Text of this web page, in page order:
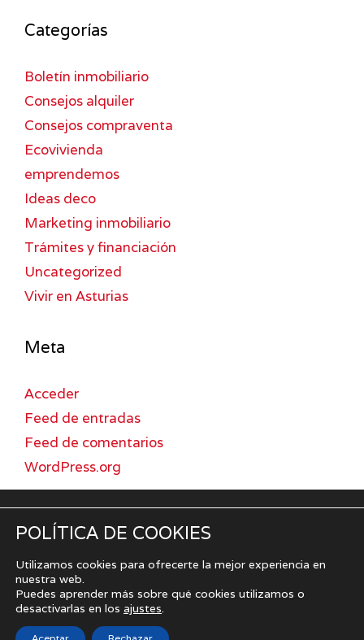
Categorías
Boletín inmobiliario
Consejos alquiler
Consejos compraventa
Ecovivienda
emprendemos
Ideas deco
Marketing inmobiliario
Trámites y financiación
Uncategorized
Vivir en Asturias
Meta
Acceder
Feed de entradas
Feed de comentarios
WordPress.org
Aviso Legal |Política de privacidad
Oviedo
Si buscas una
inmobiliaria en Asturias, Gijón
POLÍTICA DE COOKIES
Utilizamos cookies para ofrecerte la mejor experiencia en
nuestra web.
Puedes aprender más sobre qué cookies utilizamos o
desactivarlas en los ajustes.